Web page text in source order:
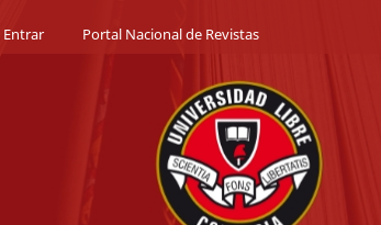
Entrar Portal Nacional de Revistas